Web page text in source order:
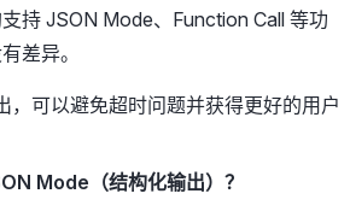
持 JSON Mode、Function Call 等功
差异。
，可以避免超时问题并获得更好的用户
Mode（结构化输出）？